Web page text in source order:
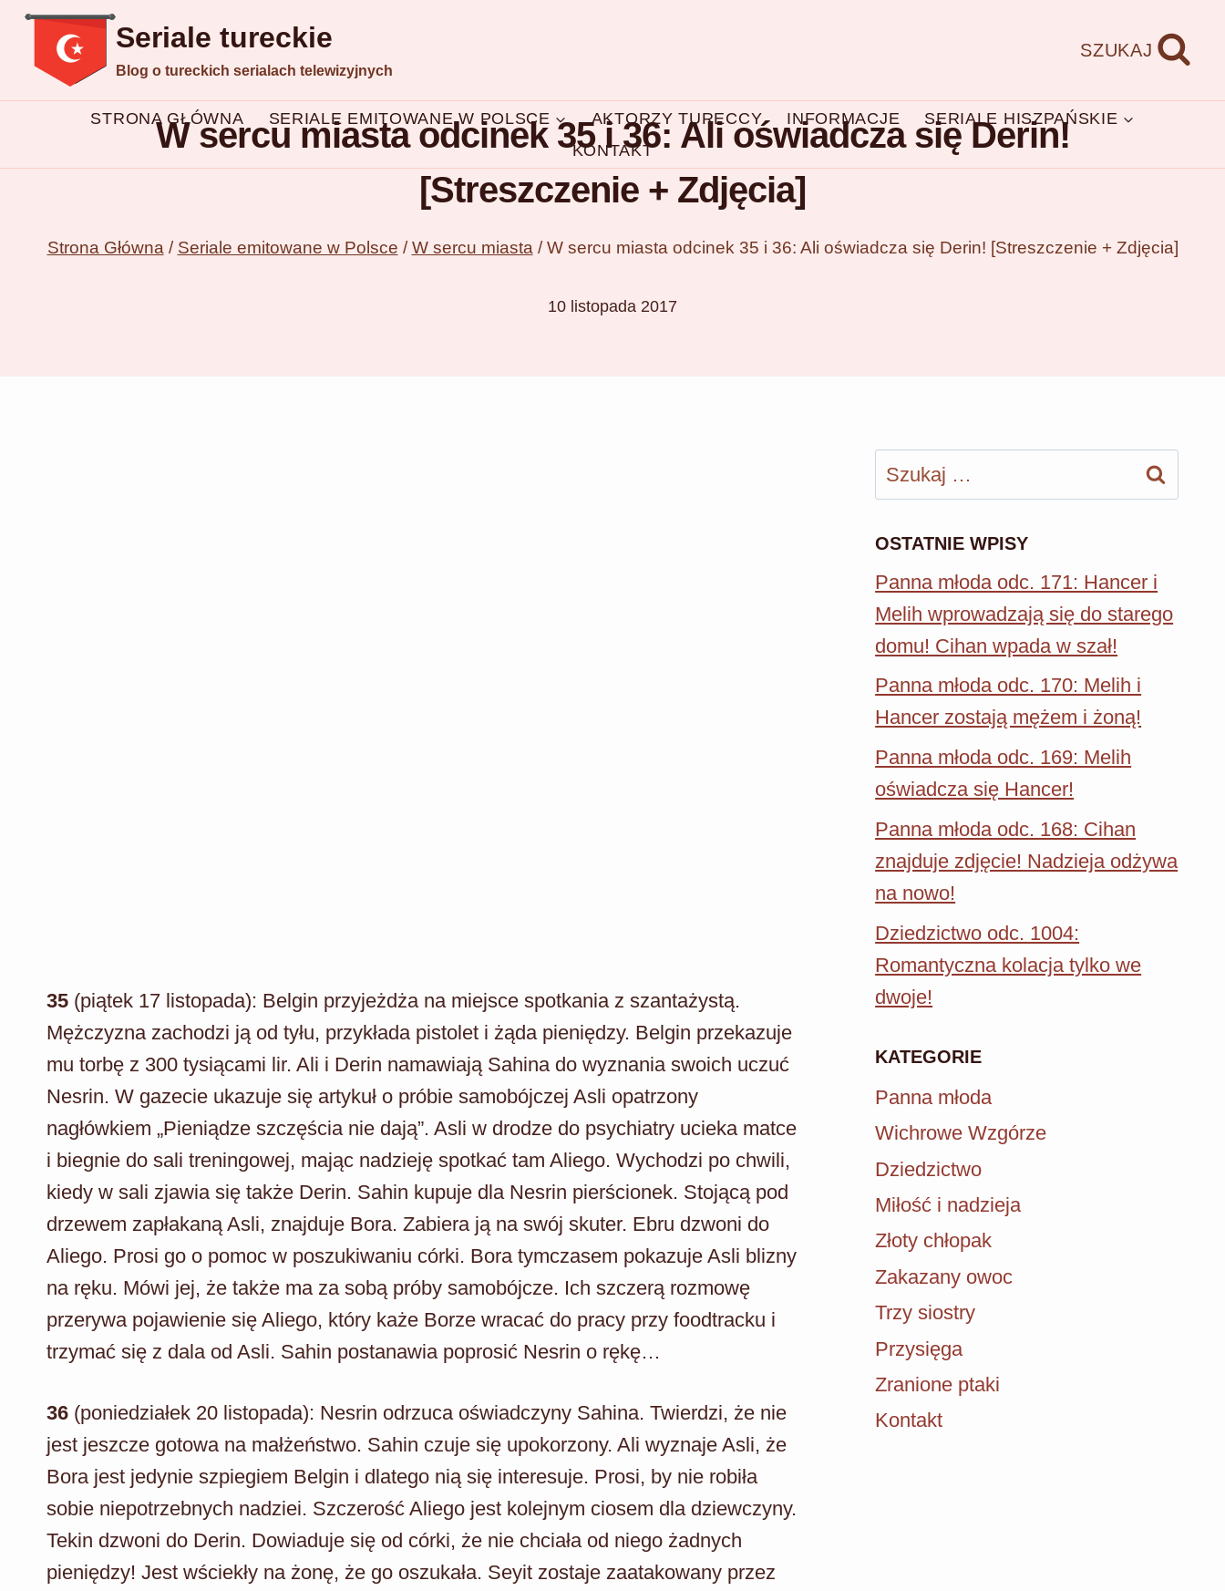
Przejdź
treści
Seriale tureckie
Blog o tureckich serialach telewizyjnych
SZUKAJ
STRONA GŁÓWNA SERIALE EMITOWANE W POLSCE AKTORZY TURECCY INFORMACJE
SERIALE HISZPAŃSKIE
KONTAKT
W sercu miasta odcinek 35 i 36: Ali oświadcza się Derin!
[Streszczenie + Zdjęcia]
Strona Główna / Seriale emitowane w Polsce / W sercu miasta / W sercu miasta odcinek 35 i 36: Ali oświadcza się Derin! [Streszczenie + Zdjęcia]
10 listopada 2017
35 (piątek 17 listopada): Belgin przyjeżdża na miejsce spotkania z szantażystą.
Mężczyzna zachodzi ją od tyłu, przykłada pistolet i żąda pieniędzy. Belgin przekazuje
mu torbę z 300 tysiącami lir. Ali i Derin namawiają Sahina do wyznania swoich uczuć
Nesrin. W gazecie ukazuje się artykuł o próbie samobójczej Asli opatrzony
nagłówkiem „Pieniądze szczęścia nie dają”. Asli w drodze do psychiatry ucieka matce
i biegnie do sali treningowej, mając nadzieję spotkać tam Aliego. Wychodzi po chwili,
kiedy w sali zjawia się także Derin. Sahin kupuje dla Nesrin pierścionek. Stojącą pod
drzewem zapłakaną Asli, znajduje Bora. Zabiera ją na swój skuter. Ebru dzwoni do
Aliego. Prosi go o pomoc w poszukiwaniu córki. Bora tymczasem pokazuje Asli blizny
na ręku. Mówi jej, że także ma za sobą próby samobójcze. Ich szczerą rozmowę
przerywa pojawienie się Aliego, który każe Borze wracać do pracy przy foodtracku i
trzymać się z dala od Asli. Sahin postanawia poprosić Nesrin o rękę…
36 (poniedziałek 20 listopada): Nesrin odrzuca oświadczyny Sahina. Twierdzi, że nie
jest jeszcze gotowa na małżeństwo. Sahin czuje się upokorzony. Ali wyznaje Asli, że
Bora jest jedynie szpiegiem Belgin i dlatego nią się interesuje. Prosi, by nie robiła
sobie niepotrzebnych nadziei. Szczerość Aliego jest kolejnym ciosem dla dziewczyny.
Tekin dzwoni do Derin. Dowiaduje się od córki, że nie chciała od niego żadnych
pieniędzy! Jest wściekły na żonę, że go oszukała. Seyit zostaje zaatakowany przez
Szukaj:
OSTATNIE WPISY
Panna młoda odc. 171: Hancer i
Melih wprowadzają się do starego
domu! Cihan wpada w szał!
Panna młoda odc. 170: Melih i
Hancer zostają mężem i żoną!
Panna młoda odc. 169: Melih
oświadcza się Hancer!
Panna młoda odc. 168: Cihan
znajduje zdjęcie! Nadzieja odżywa
na nowo!
Dziedzictwo odc. 1004:
Romantyczna kolacja tylko we
dwoje!
KATEGORIE
Panna młoda
Wichrowe Wzgórze
Dziedzictwo
Miłość i nadzieja
Złoty chłopak
Zakazany owoc
Trzy siostry
Przysięga
Zranione ptaki
Kontakt